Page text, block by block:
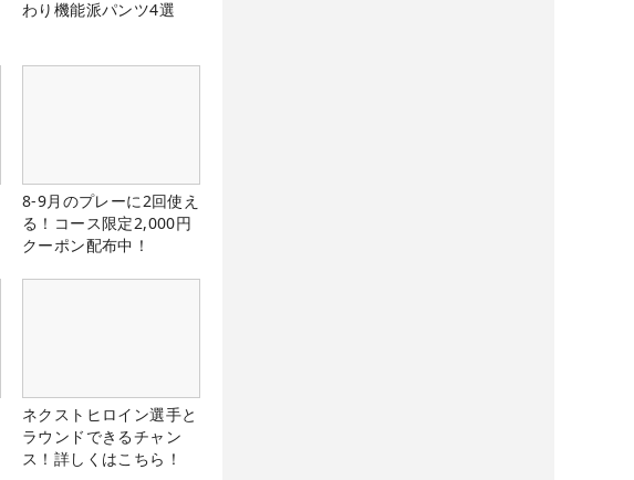
わり機能派パンツ4選
8-9月のプレーに2回使え
る！コース限定2,000円
クーポン配布中！
ネクストヒロイン選手と
ラウンドできるチャン
ス！詳しくはこちら！